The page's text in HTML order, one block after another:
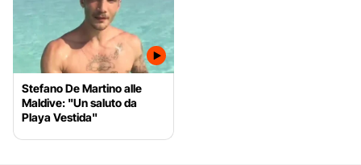
Stefano De Martino alle
Maldive: "Un saluto da
Playa Vestida"